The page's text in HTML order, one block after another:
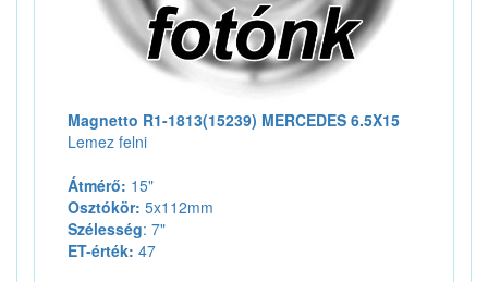
Magnetto R1-1813(15239) MERCEDES 6.5X15
Lemez felni
Átmérő: 15"
Osztókör: 5x112mm
Szélesség: 7"
ET-érték: 47